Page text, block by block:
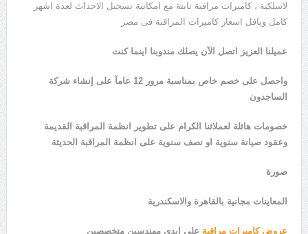
لاسلكية ، كاميرات مراقبة ثابتة مع امكانية تسجيل الاحداث لعدة اشهر
كامل وباقل اسعار كاميرات المراقبة فى مصر
عميلنا العزيز اتصل الآن يصلك مندوبنا اينما كنت
واحصل على خصم خاص بمناسبة مرور 12 عامآ على إنشاء شركة
الساجدون
خصومات هائلة لعملائنا الكرام على تطوير انظمة المراقبة القديمة
وعقود صيانة سنوية او نصف سنوية على انظمة المراقبة الحديثة
صورة
المعاينات مجانية بالقاهرة والاسكندرية
عروض كاميرات مراقبة على ايدي مهندسين متخصصين